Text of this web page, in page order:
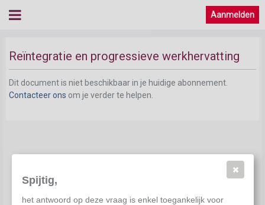
Aanmelden
Reïntegratie en progressieve werkhervatting
Dit document is niet beschikbaar in je huidige abonnement.
Contacteer ons om je verder te helpen.
Spijtig,
het antwoord op deze vraag is enkel toegankelijk voor